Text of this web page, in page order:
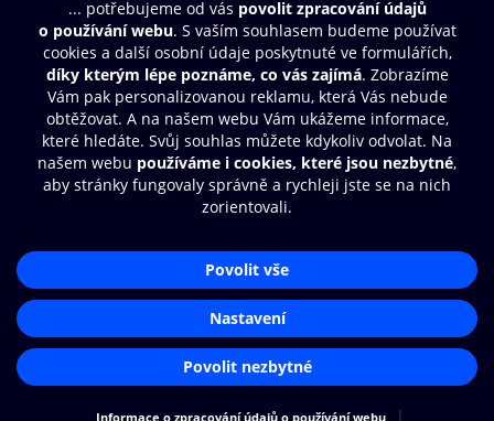
Obsah ke stažení
Moje O2 Knihovna
Další zábava
© O2 Czech Republic a.s.
Přístupnost
Zásady zpracování osobních údajů
Nastavení cookies
Aplikace O2 Knihovna
Čti a poslouchej své e-knihy a
audioknihy rychleji a pohodlněji.